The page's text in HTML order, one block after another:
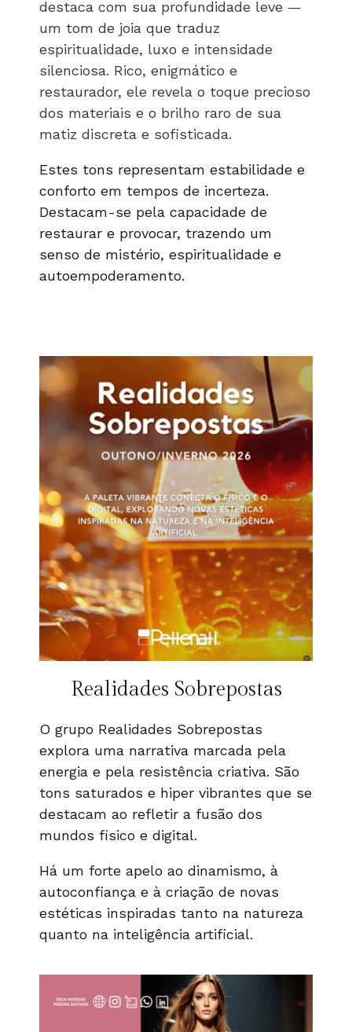
destaca com sua profundidade leve —
um tom de joia que traduz
espiritualidade, luxo e intensidade
silenciosa. Rico, enigmático e
restaurador, ele revela o toque precioso
dos materiais e o brilho raro de sua
matiz discreta e sofisticada.
Estes tons representam estabilidade e
conforto em tempos de incerteza.
Destacam-se pela capacidade de
restaurar e provocar, trazendo um
senso de mistério, espiritualidade e
autoempoderamento.
Realidades Sobrepostas
O grupo Realidades Sobrepostas
explora uma narrativa marcada pela
energia e pela resistência criativa. São
tons saturados e hiper vibrantes que se
destacam ao refletir a fusão dos
mundos físico e digital.
Há um forte apelo ao dinamismo, à
autoconfiança e à criação de novas
estéticas inspiradas tanto na natureza
quanto na inteligência artificial.